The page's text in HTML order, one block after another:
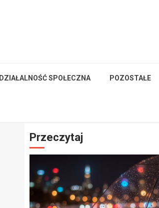
DZIAŁALNOŚĆ SPOŁECZNA POZOSTAŁE
Przeczytaj